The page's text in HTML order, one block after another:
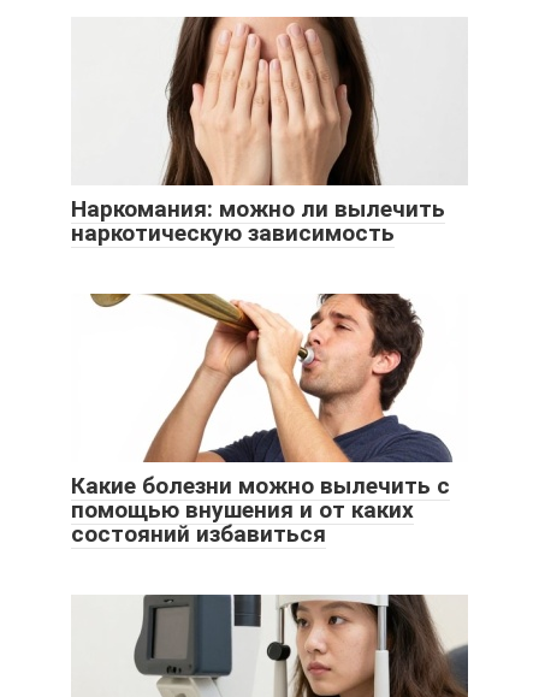
Наркомания: можно ли вылечить
наркотическую зависимость
Какие болезни можно вылечить с
помощью внушения и от каких
состояний избавиться